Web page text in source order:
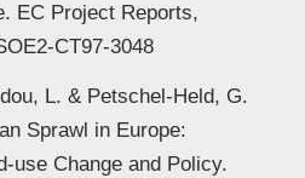
EC Project Reports,
CT97-3048
L. & Petschel-Held, G.
Sprawl in Europe:
use Change and Policy.